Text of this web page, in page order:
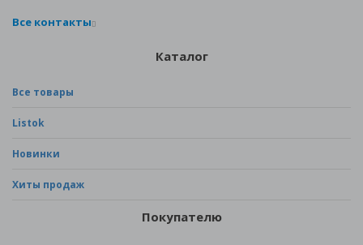
Все контакты
Каталог
Все товары
Listok
Новинки
Хиты продаж
Покупателю